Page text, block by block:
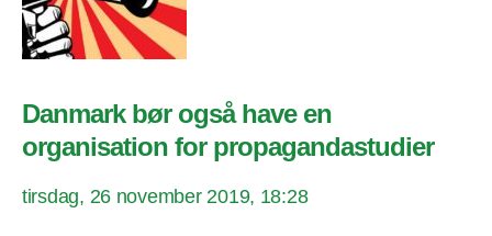
Danmark bør også have en
organisation for propagandastudier
tirsdag, 26 november 2019, 18:28